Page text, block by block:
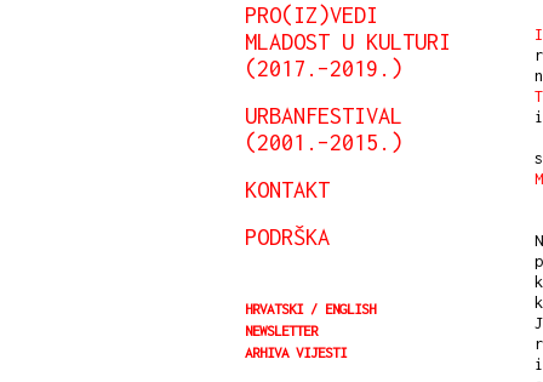
PRO(IZ)VEDI
MLADOST U KULTURI
(2017.–2019.)
URBANFESTIVAL
(2001.–2015.)
KONTAKT
PODRŠKA
HRVATSKI
ENGLISH
NEWSLETTER
ARHIVA VIJESTI